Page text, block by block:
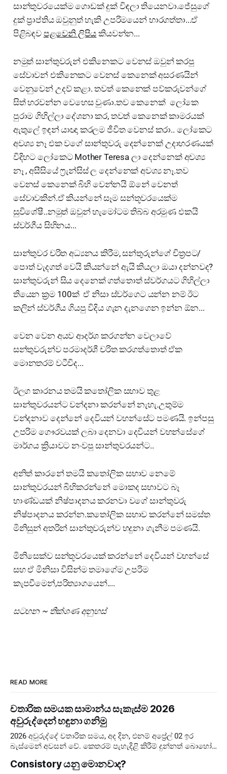
සාන්තුවරයෙක්ම ගොඩක් දුක් විඳලා තියෙනවා.ජේසුගේ
දුක් ප්‍රාප්තිය ඔවුනුත් හැකි උපරිමයෙන් භාරගත්තා...ඒ
පිළිබඳව පළවෙනි ලිපිය කියවන්න...
නමුත් සාන්තුවරුන් එකිනෙකට වෙනස් ඔවුන් කරපු
සේවාවන් එකිනෙකට වෙනස් කෙනෙක් අසරණයින්
වෙනුවෙන් උදව් කළා. තවත් කෙනෙක් පව්කරුවන්ගේ
සිත් හරවන්න වෙහෙස වුණා.තව කෙනෙක් ලෝකෙ
පුරාම ගිහිල්ලා දේශනා කර, තවත් කෙනෙක් කාමරයක්
ඇතුලේ ඉඳන් යාඥා කරලම ජීවිත වෙනස් කරා.. ලෝකෙට
අවශ්‍ය නෑ එක වගේ සාන්තුවරු දෙන්නෙක් උදාහරණයක්
විදිහට ලෝකෙට Mother Teresa ලා දෙන්නෙක් අවශ්‍ය
නෑ , අසීසියේ ෆ්‍රැන්සිස් ල දෙන්නෙක් අවශ්‍ය නෑ.තව
වෙනස් කෙනෙක් බිහි වෙන්න‍යි ඕනේ වෙනත්
සේවාවකින්.ඒ කියන්නේ සෑම සන්තූවරයෙක්ම
සුවිශේෂී..නමුත් ඔවුන් හැමෝටම තිබ්බ අරමුණ එකයි
ස්වර්ගීය සිහිනය...
සාන්තුවර චරිත අධ්‍යනය කිරීම, සන්තුරුන්ගේ චිත්‍රපට/
පොත් වැදගත් වෙයි කියන්නේ ඇයි කියලා ඔයා දන්නවද?
සාන්තුවරුන් සිය දෙනෙක් ගත්තොත් ස්වර්ගයට ගිහිල්ලා
තියෙන ක්‍රම 100ක් ඒ නිසා ස්වර්ගෙට යන්න නම් ඊට
කලින් ස්වර්ගීය ගියපු විදිය ගැන දැනගෙන ඉන්න ඕන...
වෙන වෙන අයව ආදර්ශ කරගන්න වෙලාවේ
සන්තුවරුන්ව පරමාදර්ශී චරිත කරගත්තොත් ඒක
මොනතරම් වටීවිද...
ඊලග කාරනය තමයි කතෝලික සභාව තුළ
සාන්තුවරයන්ට වන්දනා කරන්නේ නැහැ.උතුම්ම
වන්දනාව දෙන්නේ දෙවියන් වහන්සේට පමණයි. ඉන්පසු
උපරිම ගෞරවයක් ලබා දෙනවා දෙවියන් වහන්සේගේ
මාර්ගය ක්‍රියාවට නංවපු සාන්තුවරයන්ට..
අනිත් කාරනේ තමයි කතෝලික සභාව නෙමේ
සාන්තුවරයන් බිහිකරන්නේ මොකද සභාවට බෑ
භාණ්ඩයක් නිෂ්පාදනය කරනවා වගේ සාන්තුවරු
නිෂ්පාදනය කරන්න.කතෝලික සභාව කරන්නේ සමස්ත
මිනිසුන් අතරින් සාන්තුවරුන්ව හදුනා ගැනීම පමණයි.
මිනිසෙක්ව සන්තූවරයෙක් කරන්නේ දෙවියන් වහන්සේ
සහ ඒ මිනිසා විසින්ම තමාගේම උපරිම
කැපවීමෙන්,පරිත්‍යාගයෙන්....
සටහන ~ තීක්ශණ අනුහස්
READ MORE
චතාරික සමයක සාමාන්ය සැකැස්ම 2026
අවුරුද්දෙන් හඳුනා ගනිමු
2026 අවුරුද්දේ චතාරික සමය, අද දින, එනම් අප්‍රේල් 02 ඉර
බැස්මෙන් අවසන් වේ. කෙතරම් පැහැදිළි කිරීම් දුන්නත් බොහෝ
Consistory යනු මොනවාද?